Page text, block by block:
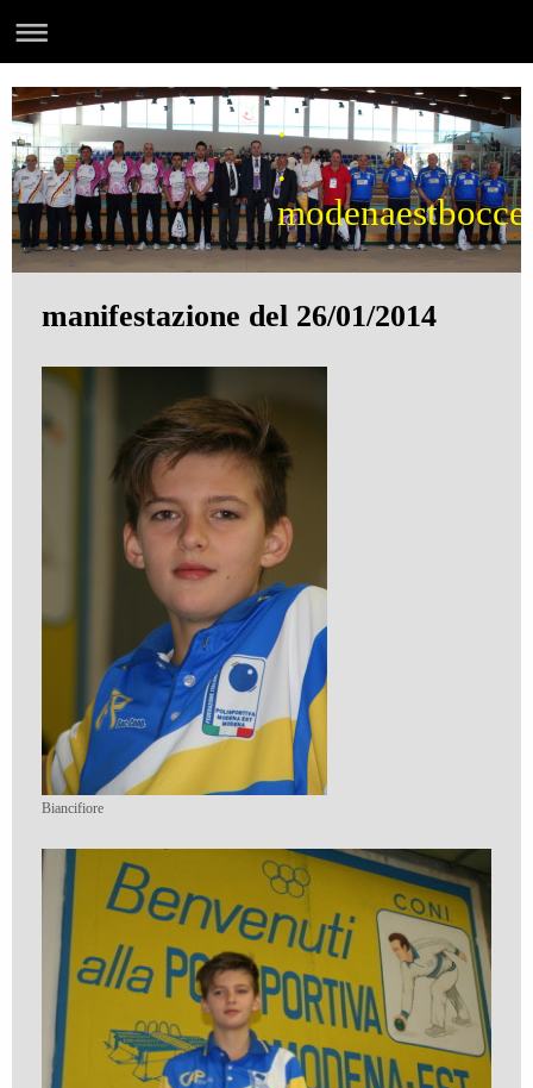
.
.
modenaestbocce
manifestazione del 26/01/2014
Biancifiore